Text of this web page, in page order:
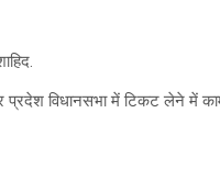
विधानसभा में टिकट लेने में